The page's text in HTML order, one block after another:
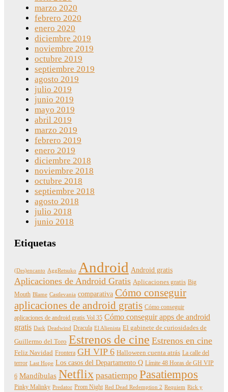
marzo 2020
febrero 2020
enero 2020
diciembre 2019
noviembre 2019
octubre 2019
septiembre 2019
agosto 2019
julio 2019
junio 2019
mayo 2019
abril 2019
marzo 2019
febrero 2019
enero 2019
diciembre 2018
noviembre 2018
octubre 2018
septiembre 2018
agosto 2018
julio 2018
junio 2018
Etiquetas
(Des)encanto AggRetsuko Android Android gratis
Aplicaciones de Android Gratis Aplicaciones gratis Big
Mouth Blame Castlevania comparativa Cómo conseguir
aplicaciones de android gratis Cómo conseguir
aplicaciones de android gratis Vol 35 Cómo conseguir apps de android
gratis Dark Deadwind Dracula El Alienista El gabinete de curiosidades de
Guillermo del Toro Estrenos de cine Estrenos en cine
Feliz Navidad Frontera GH VIP 6 Halloween cuenta atrás La calle del
terror Last Hope Los casos del Departamento Q Límite 48 Horas de GH VIP
6 Mandíbulas Netflix pasatiempo Pasatiempos
Pinky Malinky Predator Prom Night Red Dead Redemption 2 Requiem Rick y